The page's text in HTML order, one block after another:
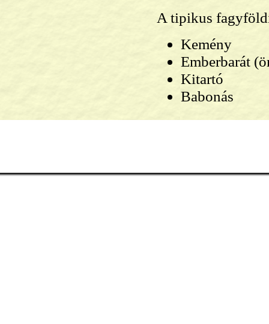
A tipikus
Kemény
Emberbarát
Kitartó
Babonás